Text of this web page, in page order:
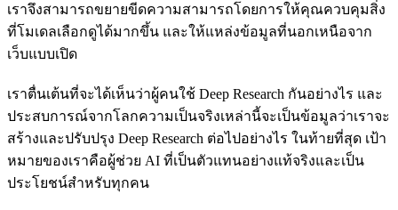
เราจึงสามารถขยายขีดความสามารถโดยการให้คุณควบคุมสิ่ง
ที่โมเดลเลือกดูได้มากขึ้น และให้แหล่งข้อมูลที่นอกเหนือจาก
เว็บแบบเปิด
เราตื่นเต้นที่จะได้เห็นว่าผู้คนใช้ Deep Research กันอย่างไร และ
ประสบการณ์จากโลกความเป็นจริงเหล่านี้จะเป็นข้อมูลว่าเราจะ
สร้างและปรับปรุง Deep Research ต่อไปอย่างไร ในท้ายที่สุด เป้า
หมายของเราคือผู้ช่วย AI ที่เป็นตัวแทนอย่างแท้จริงและเป็น
ประโยชน์สำหรับทุกคน